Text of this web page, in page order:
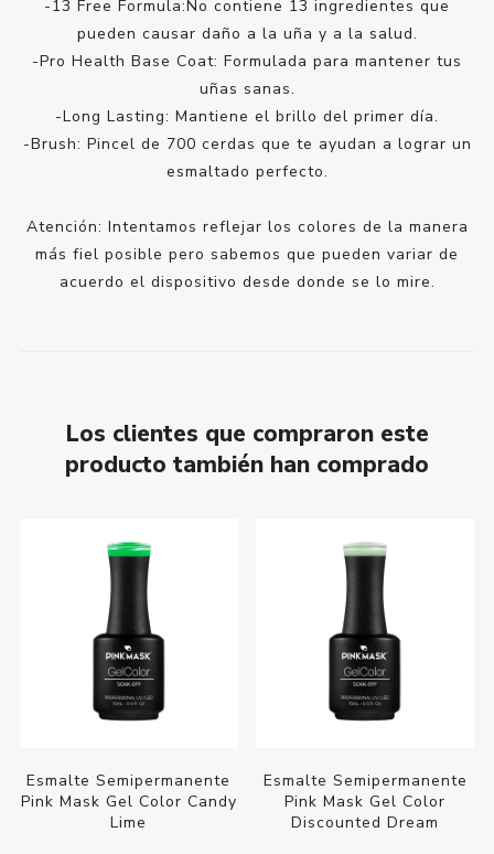
-13 Free Formula:No contiene 13 ingredientes que
pueden causar daño a la uña y a la salud.
-Pro Health Base Coat: Formulada para mantener tus
uñas sanas.
-Long Lasting: Mantiene el brillo del primer día.
-Brush: Pincel de 700 cerdas que te ayudan a lograr un
esmaltado perfecto.
Atención: Intentamos reflejar los colores de la manera
más fiel posible pero sabemos que pueden variar de
acuerdo el dispositivo desde donde se lo mire.
Los clientes que compraron este
producto también han comprado
Esmalte Semipermanente
Pink Mask Gel Color Candy
Lime
Esmalte Semipermanente
Pink Mask Gel Color
Discounted Dream